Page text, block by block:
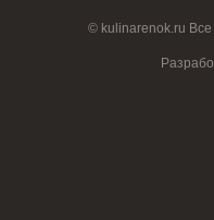
© kulinarenok.ru